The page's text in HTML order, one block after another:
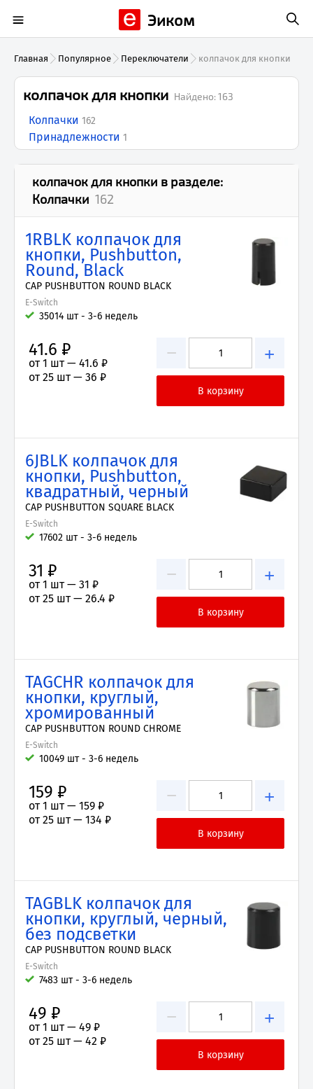
Эиком
Главная Популярное Переключатели колпачок для кнопки
колпачок для кнопки Найдено:163
Колпачки 162
Принадлежности 1
колпачок для кнопки в разделе:
Колпачки 162
1RBLK колпачок для
кнопки, Pushbutton,
Round, Black
CAP PUSHBUTTON ROUND BLACK
E-Switch
35014 шт - 3-6 недель
− +
41.6 ₽
от 1 шт — 41.6 ₽
от 25 шт — 36 ₽
6JBLK колпачок для
кнопки, Pushbutton,
квадратный, черный
CAP PUSHBUTTON SQUARE BLACK
E-Switch
17602 шт - 3-6 недель
− +
31 ₽
от 1 шт — 31 ₽
от 25 шт — 26.4 ₽
TAGCHR колпачок для
кнопки, круглый,
хромированный
CAP PUSHBUTTON ROUND CHROME
E-Switch
10049 шт - 3-6 недель
− +
159 ₽
от 1 шт — 159 ₽
от 25 шт — 134 ₽
TAGBLK колпачок для
кнопки, круглый, черный,
без подсветки
CAP PUSHBUTTON ROUND BLACK
E-Switch
7483 шт - 3-6 недель
− +
49 ₽
от 1 шт — 49 ₽
от 25 шт — 42 ₽